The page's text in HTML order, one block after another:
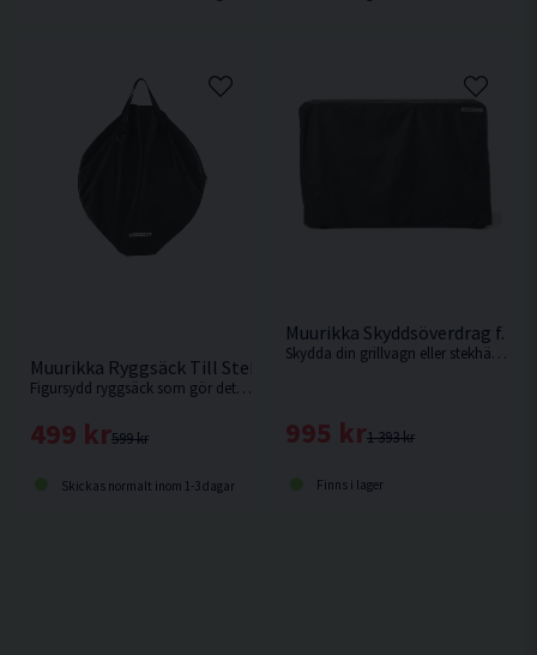
Muurikka Ryggsäck Till Stekhäll 58cm
Figursydd ryggsäck som gör det enkelt att ta med din stekhäll Ø58 vart du än ska.
599 kr
499 kr
Skickas normalt inom 1-3 dagar
Muurikka Skyddsöverdrag f.
Skydda din grillvagn eller stekhällsset 58 WG året runt med ett tåligt överdrag i vattenavvisande polyester.
1 393 kr
995 kr
Finns i lager